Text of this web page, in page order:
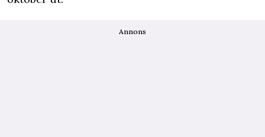
Annons